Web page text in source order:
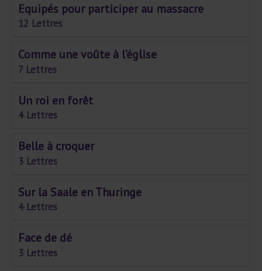
Equipés pour participer au massacre
12 Lettres
Comme une voûte à l’église
7 Lettres
Un roi en forêt
4 Lettres
Belle à croquer
3 Lettres
Sur la Saale en Thuringe
4 Lettres
Face de dé
3 Lettres